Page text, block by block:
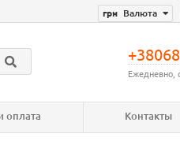
грн Валюта
Ежедневно,
оплата Контакты